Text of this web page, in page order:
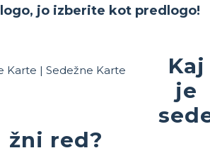
jo izberite kot predlogo!
Kaj
je
žni red?